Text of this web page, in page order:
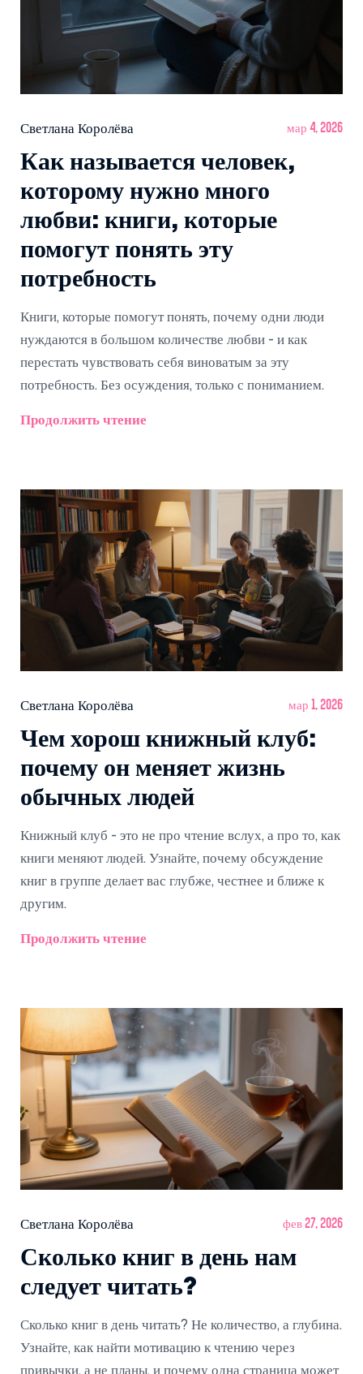
Светлана Королёва мар 4, 2026
Как называется человек,
которому нужно много
любви: книги, которые
помогут понять эту
потребность
Книги, которые помогут понять, почему одни люди
нуждаются в большом количестве любви - и как
перестать чувствовать себя виноватым за эту
потребность. Без осуждения, только с пониманием.
Продолжить чтение
Светлана Королёва мар 1, 2026
Чем хорош книжный клуб:
почему он меняет жизнь
обычных людей
Книжный клуб - это не про чтение вслух, а про то, как
книги меняют людей. Узнайте, почему обсуждение
книг в группе делает вас глубже, честнее и ближе к
другим.
Продолжить чтение
Светлана Королёва фев 27, 2026
Сколько книг в день нам
следует читать?
Сколько книг в день читать? Не количество, а глубина.
Узнайте, как найти мотивацию к чтению через
привычки, а не планы, и почему одна страница может